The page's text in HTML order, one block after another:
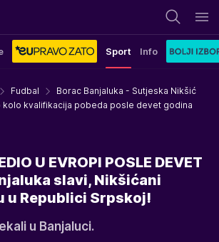
Sport Info
Fudbal
Borac Banjaluka - Sutjeska Nikšić
kolo kvalifikacija pobeda posle devet godina
U EVROPI POSLE DEVET
slavi, Nikšićani
u Republici Srpskoj!
u Banjaluci.